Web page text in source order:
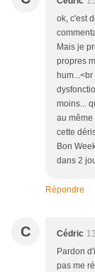
ok, c'est
Mais je
propres
moins...
au
cette
Bon
dans 2
Répondre
C Cédric
Pardon
pas me